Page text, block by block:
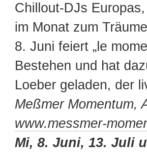
Chillout-DJs
im Monat zum
8. Juni feiert „le
Bestehen und hat
Loeber geladen, der
Meßmer Momentum,
www.messmer-
Mi, 8. Juni, 13. Juli